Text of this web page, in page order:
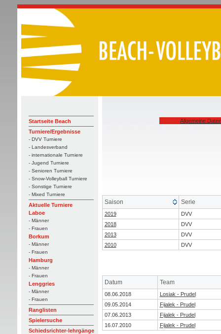
Startseite Beach
Turniere/Ergebnisse
- DVV Turniere
- Landesverband
- internationale Turniere
- Jugend Turniere
- Senioren Turniere
- Snow-Volleyball Turniere
- Sonstige Turniere
- Mixed Turniere
Aktuelle Turniere
Laboe
- Männer
- Frauen
Borkum
- Männer
- Frauen
Hamburg
- Männer
- Frauen
Lenggries
- Männer
- Frauen
Ranglisten
Spielersuche
Schiedsrichter-lehrgänge
Allgemeine
Saison Serie
2019
DVV
2018
DVV
2013
DVV
2010
DVV
Datum Team
08.06.2018
Losiak - Prudel
09.05.2014
Fijalek - Prudel
07.06.2013
Fijalek - Prudel
16.07.2010
Fijalek - Prudel